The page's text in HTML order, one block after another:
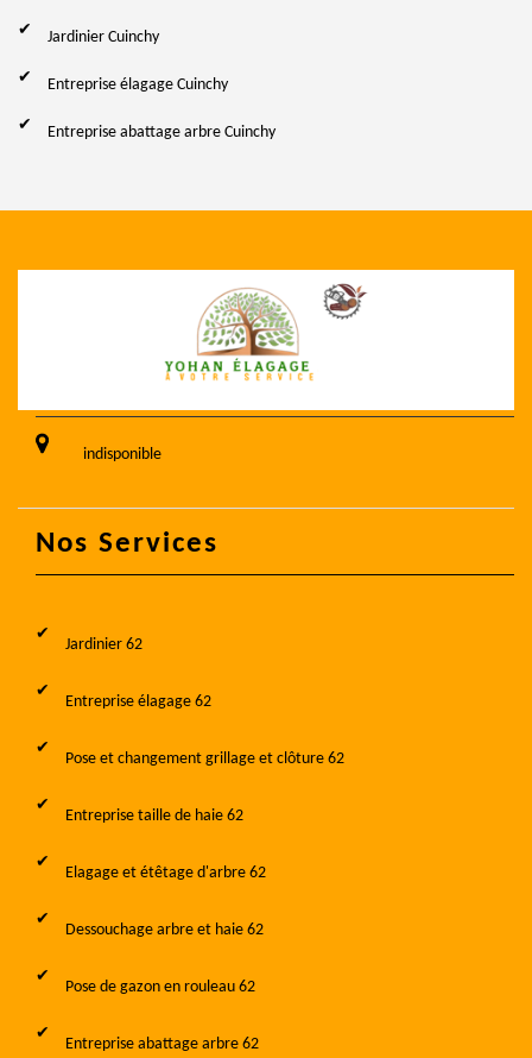
Jardinier Cuinchy
Entreprise élagage Cuinchy
Entreprise abattage arbre Cuinchy
indisponible
Nos Services
Jardinier 62
Entreprise élagage 62
Pose et changement grillage et clôture 62
Entreprise taille de haie 62
Elagage et étêtage d'arbre 62
Dessouchage arbre et haie 62
Pose de gazon en rouleau 62
Entreprise abattage arbre 62